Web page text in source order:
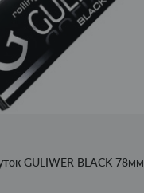
GULIWER BLACK 78мм